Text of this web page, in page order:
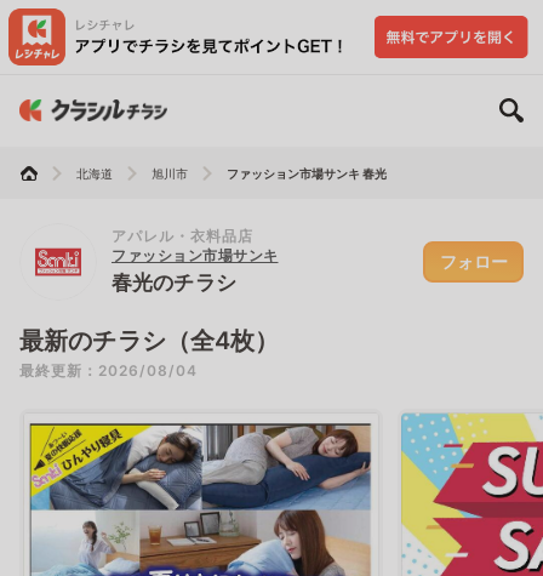
北海道 旭川市 ファッション市場サンキ 春光
アパレル・衣料品店
ファッション市場サンキ
春光のチラシ
フォロー
最新のチラシ（全4枚）
最終更新：2026/08/04